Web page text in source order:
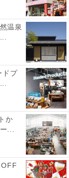
温泉
ドプ
か
...
OFF